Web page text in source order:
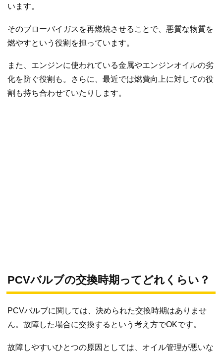
います。
そのブローバイガスを再燃焼させることで、悪質な物質を
燃やすという役割を担っています。
また、エンジンに使われている金属やエンジンオイルの劣
化を防ぐ役割も。さらに、最近では燃費向上に対しての役
割も持ち合わせていたりします。
PCVバルブの交換時期ってどれくらい？
PCVバルブに関しては、決められた交換時期はありませ
ん。故障した場合に交換するという考え方でOKです。
故障しやすいひとつの原因としては、オイル管理が悪いな